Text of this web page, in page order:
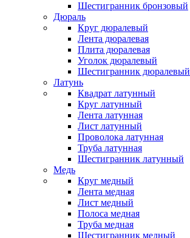
Шестигранник бронзовый
Дюраль
Круг дюралевый
Лента дюралевая
Плита дюралевая
Уголок дюралевый
Шестигранник дюралевый
Латунь
Квадрат латунный
Круг латунный
Лента латунная
Лист латунный
Проволока латунная
Труба латунная
Шестигранник латунный
Медь
Круг медный
Лента медная
Лист медный
Полоса медная
Труба медная
Шестигранник медный